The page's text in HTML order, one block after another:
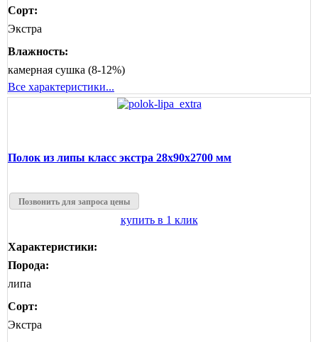
Сорт:
Экстра
Влажность:
камерная сушка (8-12%)
Все характеристики...
Полок из липы класс экстра 28x90x2700 мм
Позвонить для запроса цены
купить в 1 клик
Характеристики:
Порода:
липа
Сорт:
Экстра